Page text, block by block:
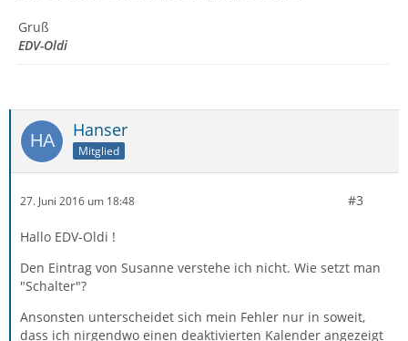
Gruß
EDV-Oldi
Hanser
Mitglied
27. Juni 2016 um 18:48 #3
Hallo EDV-Oldi !
Den Eintrag von Susanne verstehe ich nicht. Wie setzt man
"Schalter"?
Ansonsten unterscheidet sich mein Fehler nur in soweit,
dass ich nirgendwo einen deaktivierten Kalender angezeigt